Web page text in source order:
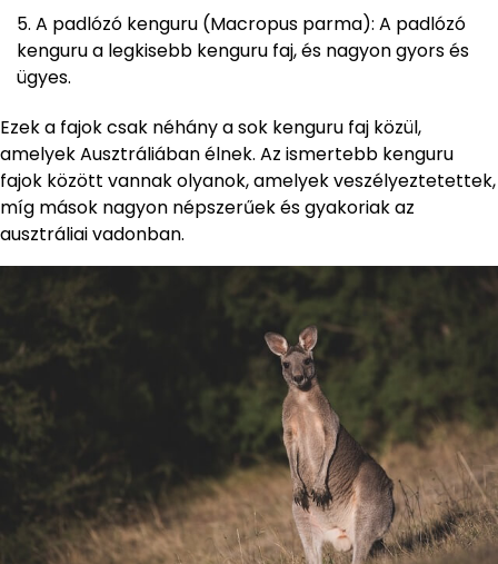
A padlózó kenguru (Macropus parma): A padlózó
kenguru a legkisebb kenguru faj, és nagyon gyors és
ügyes.
Ezek a fajok csak néhány a sok kenguru faj közül,
amelyek Ausztráliában élnek. Az ismertebb kenguru
fajok között vannak olyanok, amelyek veszélyeztetettek,
míg mások nagyon népszerűek és gyakoriak az
ausztráliai vadonban.